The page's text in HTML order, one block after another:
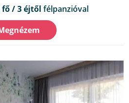
fő / 3 éjtől félpanzióval